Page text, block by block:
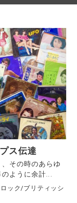
ス伝達
その時のあらゆ
ように余計...
ック /ブリティッシ